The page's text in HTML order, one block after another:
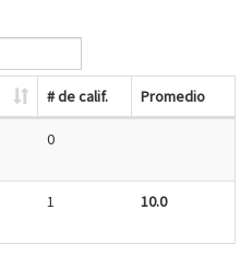
# de calif. Promedio
0
1 10.0